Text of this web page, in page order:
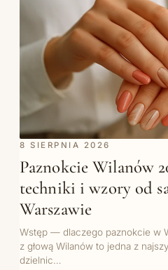
8 SIERPNIA 2026
Paznokcie Wilanów
techniki i wzory od
Warszawie
Wstęp — dlaczego paznokcie w
z głową Wilanów to jedna z
dzielnic…